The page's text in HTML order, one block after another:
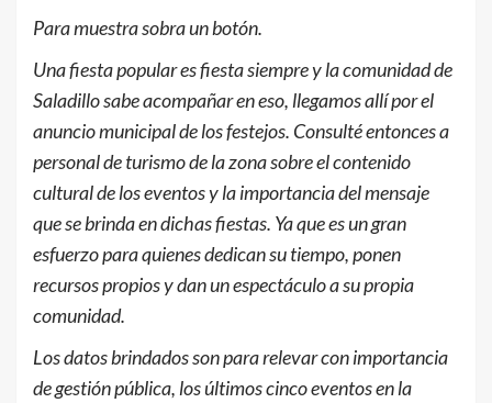
Para muestra sobra un botón.
Una fiesta popular es fiesta siempre y la comunidad de
Saladillo sabe acompañar en eso, llegamos allí por el
anuncio municipal de los festejos. Consulté entonces a
personal de turismo de la zona sobre el contenido
cultural de los eventos y la importancia del mensaje
que se brinda en dichas fiestas. Ya que es un gran
esfuerzo para quienes dedican su tiempo, ponen
recursos propios y dan un espectáculo a su propia
comunidad.
Los datos brindados son para relevar con importancia
de gestión pública, los últimos cinco eventos en la